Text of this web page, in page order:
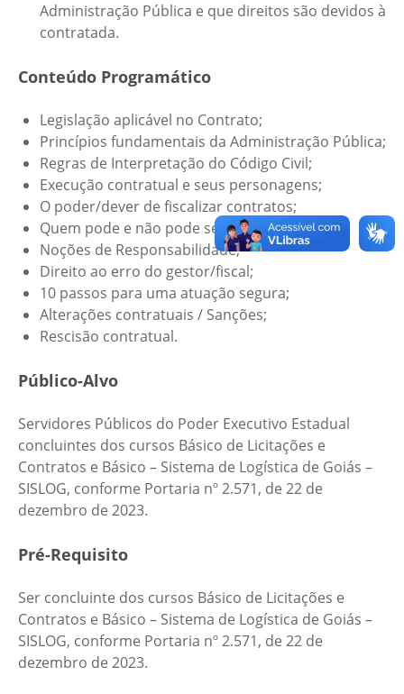
Administração Pública e que direitos são devidos à
contratada.
Conteúdo Programático
Legislação aplicável no Contrato;
Princípios fundamentais da Administração Pública;
Regras de Interpretação do Código Civil;
Execução contratual e seus personagens;
O poder/dever de fiscalizar contratos;
Quem pode e não pode ser gestor/fiscal;
Noções de Responsabilidade;
Direito ao erro do gestor/fiscal;
10 passos para uma atuação segura;
Alterações contratuais / Sanções;
Rescisão contratual.
Público-Alvo
Servidores Públicos do Poder Executivo Estadual
concluintes dos cursos Básico de Licitações e
Contratos e Básico – Sistema de Logística de Goiás –
SISLOG, conforme Portaria nº 2.571, de 22 de
dezembro de 2023.
Pré-Requisito
Ser concluinte dos cursos Básico de Licitações e
Contratos e Básico – Sistema de Logística de Goiás –
SISLOG, conforme Portaria nº 2.571, de 22 de
dezembro de 2023.